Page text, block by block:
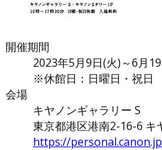
開催期間
2023年5月9日(火)～6月
※休館日：日曜日・祝日
会場
キヤノンギャラリー S
東京都港区港南2-16-6 キ
https://